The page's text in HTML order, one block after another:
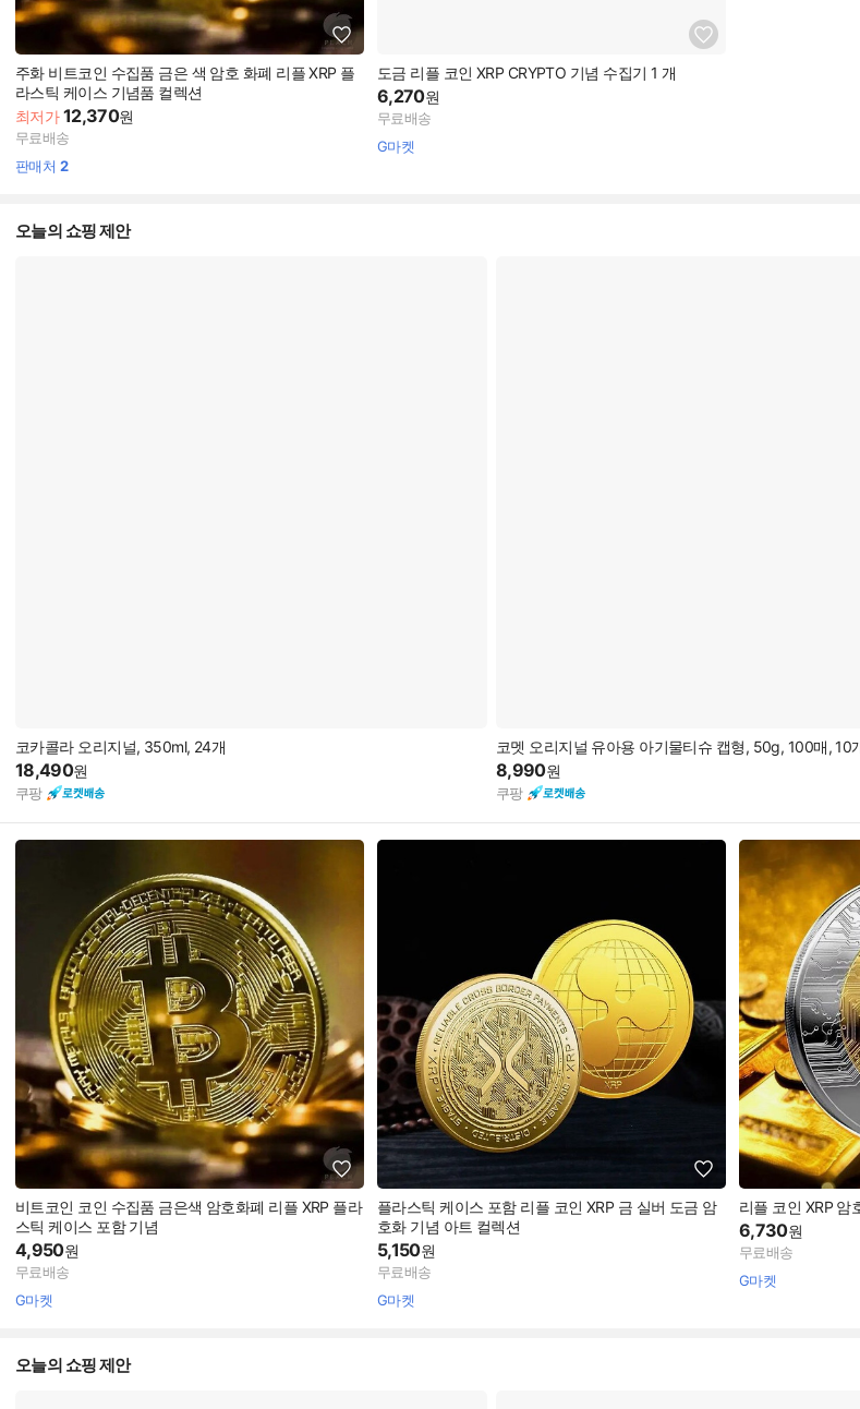
주화 비트코인 수집품 금은 색 암호 화폐 리플 XRP 플
라스틱 케이스 기념품 컬렉션
최저가 12,370원
무료배송
판매처 2
도금 리플 코인 XRP CRYPTO 기념 수집기 1 개
6,270원
무료배송
G마켓
오늘의 쇼핑 제안
코카콜라 오리지널, 350ml, 24개
18,490원
쿠팡
코멧 오리지널 유아용 아기물티슈 캡형, 50g, 100매, 10
8,990원
쿠팡
비트코인 코인 수집품 금은색 암호화폐 리플 XRP 플라
스틱 케이스 포함 기념
4,950원
무료배송
G마켓
플라스틱 케이스 포함 리플 코인 XRP 금 실버 도금 암
호화 기념 아트 컬렉션
5,150원
무료배송
G마켓
리플 코인 XRP 암
6,730원
무료배송
G마켓
오늘의 쇼핑 제안